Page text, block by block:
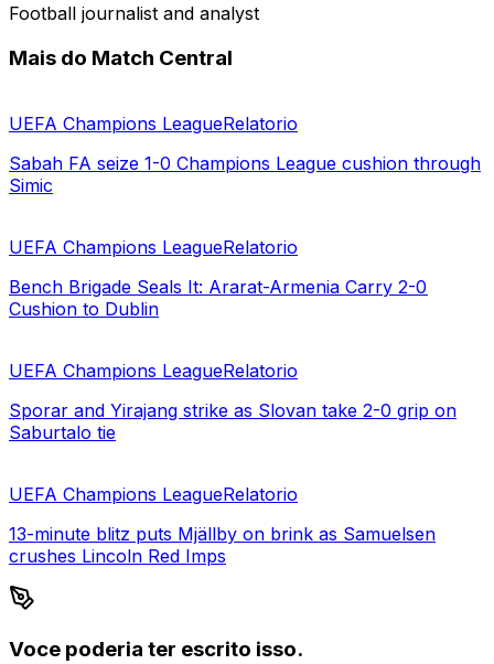
Football journalist and analyst
Mais do Match Central
UEFA Champions LeagueRelatorio
Sabah FA seize 1-0 Champions League cushion through
Simic
UEFA Champions LeagueRelatorio
Bench Brigade Seals It: Ararat-Armenia Carry 2-0
Cushion to Dublin
UEFA Champions LeagueRelatorio
Sporar and Yirajang strike as Slovan take 2-0 grip on
Saburtalo tie
UEFA Champions LeagueRelatorio
13-minute blitz puts Mjällby on brink as Samuelsen
crushes Lincoln Red Imps
Voce poderia ter escrito isso.